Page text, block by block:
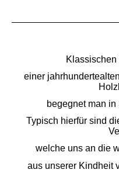
einer
begegnet man
Typisch hierfür sind
welche uns an die
aus unserer Kindheit